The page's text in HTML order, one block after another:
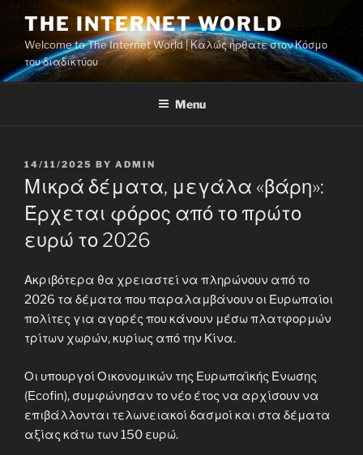
Skip
content
THE INTERNET WORLD
Welcome to The Internet World | Καλώς ήρθατε στον Κόσμο
του διαδικτύου
Menu
POSTED
ON
14/11/2025 BY ADMIN
Μικρά δέματα, μεγάλα «βάρη»:
Έρχεται φόρος από το πρώτο
ευρώ το 2026
Ακριβότερα θα χρειαστεί να πληρώνουν από το
2026 τα δέματα που παραλαμβάνουν οι Ευρωπαίοι
πολίτες για αγορές που κάνουν μέσω πλατφορμών
τρίτων χωρών, κυρίως από την Κίνα.
Οι υπουργοί Οικονομικών της Ευρωπαϊκής Ένωσης
(Εcofin), συμφώνησαν το νέο έτος να αρχίσουν να
επιβάλλονται τελωνειακοί δασμοί και στα δέματα
αξίας κάτω των 150 ευρώ.